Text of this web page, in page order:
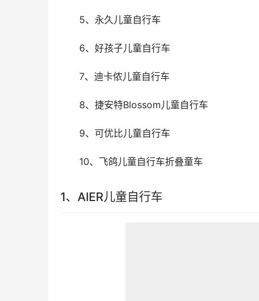
5、永久儿童自行车
6、好孩子儿童自行车
7、迪卡侬儿童自行车
8、捷安特Blossom儿童自行车
9、可优比儿童自行车
10、飞鸽儿童自行车折叠童车
1、AIER儿童自行车